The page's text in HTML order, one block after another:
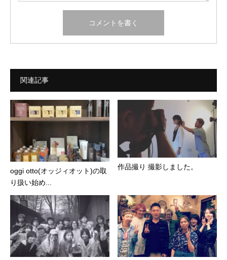
関連記事
oggi otto(オッジィオット)の取
り扱い始め...
作品撮り 撮影しました。